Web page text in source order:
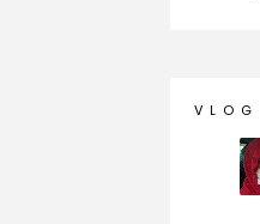
V L O G